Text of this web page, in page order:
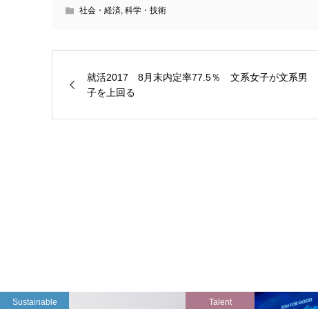
社会・経済, 科学・技術
就活2017 8月末内定率77.5％ 文系女子が文系男
子を上回る
Sustainable Talent